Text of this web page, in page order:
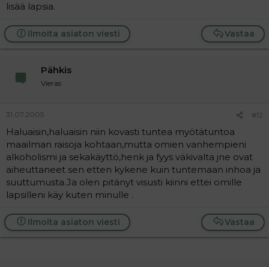
lisää lapsia.
Vastaa
Ilmoita asiaton viesti
Pähkis
Vieras
31.07.2005 #12
Haluaisin,haluaisin niin kovasti tuntea myötätuntoa
maailman raisoja kohtaan,mutta omien vanhempieni
alkoholismi ja sekakäyttö,henk ja fyys väkivalta jne ovat
aiheuttaneet sen etten kykene kuin tuntemaan inhoa ja
suuttumusta.Ja olen pitänyt visusti kiinni ettei omille
lapsilleni käy kuten minulle .
Vastaa
Ilmoita asiaton viesti